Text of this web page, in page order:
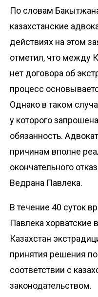
По словам
казахстанские
действиях на этом
отметил, что между
нет договора об
процесс
Однако в таком
у которого
обязанность.
причинам вполне
окончательного
Ведрана Павлека.
В течение 40 суток
Павлека хорватские
Казахстан
принятия решения
соответствии с
законодательством.